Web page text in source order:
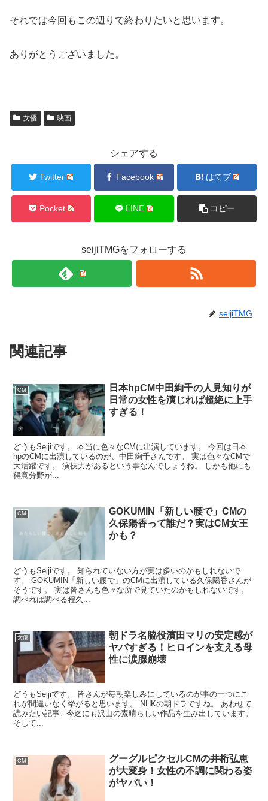
それでは今回もこの辺りで終わりたいと思います。
ありがとうございました。
女優 映画
シェアする
Twitter Facebook はてブ
Pocket LINE コピー
seijiTMGをフォローする
seijiTMG
関連記事
CM
日本hpCM中田絢千の人見知りが
日常の女性を演じれば超絶に上手
すぎる！
どうもSeijiです。 本当に色々なCMに出演しています。 今回は日本
hpのCMに出演しているのが、中田絢千さんです。 実は色々なCMで
大活躍です。 演技力があるという事なんでしょうね。 しかも他にも
得意分野が...
CM
GOKUMIN「新しい腰で」CMの
久保陽香って誰だ？実はCM女王
かも？
どうもSeijiです。 知られていない方が実は多いのかもしれないで
す。 GOKUMIN「新しい腰で」のCMに出演している久保陽香さんが
そうです。 実は皆さんも色々な所で見ていたのかもしれないです。
調べれば調べる程久...
女優
朝ドラ名脇役濱田マリの安定感が
ヤバすぎる！ヒロインを支える母
性に涙腺崩壊
どうもSeijiです。 皆さんが毎朝楽しみにしているのが事の一つにこ
れが間違いなく挙がると思います。 NHKの朝ドラですね。 あわせて
読みたい記事↓ 今迄にも沢山の素晴らしい作品を生み出しています。
そして...
CM
グーグルピクセルCMの井桁弘恵
が大変身！女性の不調に関わる姿
がヤバい！